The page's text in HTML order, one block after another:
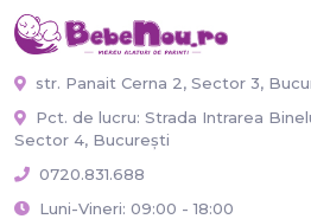
str. Panait Cerna 2, Sector 3,
Pct. de lucru: Strada Intrarea
Sector 4, București
0720.831.688
Luni-Vineri: 09:00 - 18:00